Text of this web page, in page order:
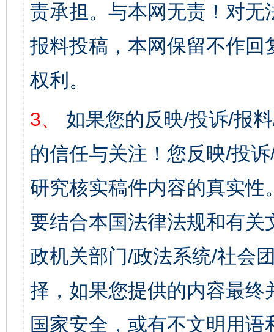
责承担。与本网无责！对
报料投稿，本网保留不作
权利。
3、
如果您的反映/投诉/报
的信任与关注！您反映/投
研究核实稿件内容的真实
要结合本国法律法规和有关
政机关部门/政法系统/社会
择，如果您提供的内容最
国家安全，或有不文明用